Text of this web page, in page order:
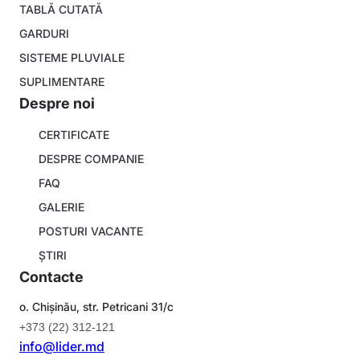
TABLĂ CUTATĂ
GARDURI
SISTEME PLUVIALE
SUPLIMENTARE
Despre noi
About
company
CERTIFICATE
DESPRE COMPANIE
FAQ
GALERIE
POSTURI VACANTE
ȘTIRI
Contacte
o. Chișinău, str. Petricani 31/c
+373 (22) 312-121
info@lider.md